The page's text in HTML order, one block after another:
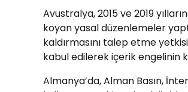
Avustralya, 2015 ve 2019
koyan yasal düzenlemeler
kaldırmasını talep etme
kabul edilerek içerik engelinin
Almanya’da, Alman Basın,